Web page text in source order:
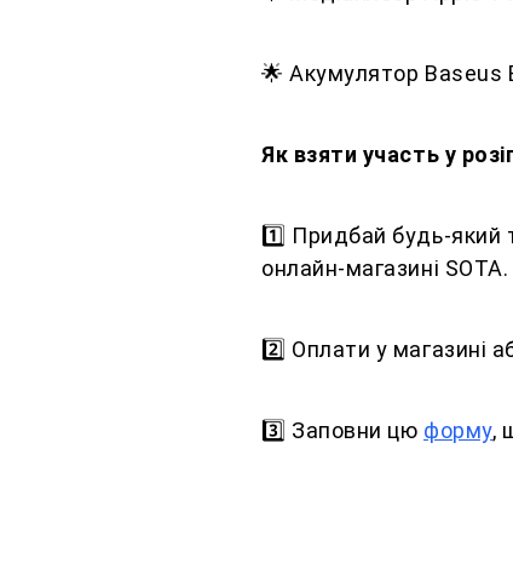
🌟 Акумулятор Baseus
Як взяти участь у
1️⃣ Придбай будь-який
онлайн-магазині SOTA.
2️⃣ Оплати у магазині
3️⃣ Заповни цю форму,